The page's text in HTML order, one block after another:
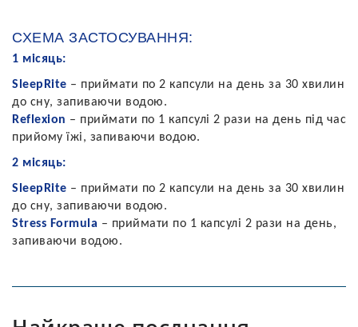
СХЕМА ЗАСТОСУВАННЯ:
1 місяць:
SleepRite – приймати по 2 капсули на день за 30 хвилин
до сну, запиваючи водою.
Reflexion – приймати по 1 капсулі 2 рази на день під час
прийому їжі, запиваючи водою.
2 місяць:
SleepRite – приймати по 2 капсули на день за 30 хвилин
до сну, запиваючи водою.
Stress Formula – приймати по 1 капсулі 2 рази на день,
запиваючи водою.